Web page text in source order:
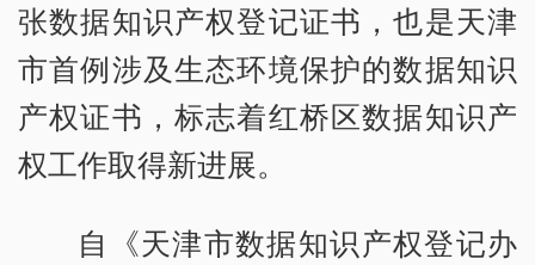
张数据知识产权登记证书，也是天津
市首例涉及生态环境保护的数据知识
产权证书，标志着红桥区数据知识产
权工作取得新进展。
自《天津市数据知识产权登记办